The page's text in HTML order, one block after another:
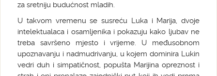
za sretniju budućnost mladih.
U takvom vremenu se susreću Luka i Marija, dvoje
intelektualaca i osamljenika i pokazuju kako ljubav ne
treba savršeno mjesto i vrijeme. U međusobnom
upoznavanju i nadmudrivanju, u kojem dominira Lukin
vedri duh i simpatičnost, popušta Marijina opreznost i